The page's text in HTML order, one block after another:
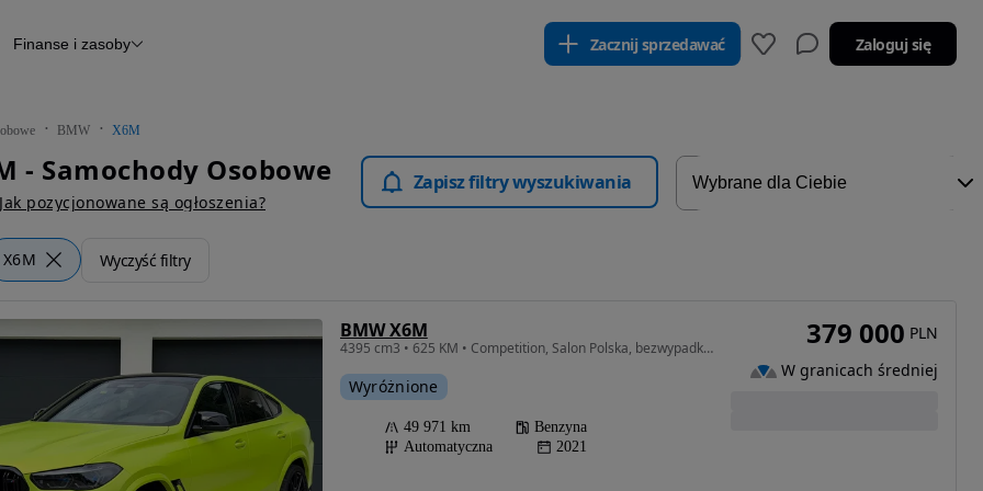
Raport z inspekcji
Otomoto News
Finanse i zasoby Zacznij sprzedawać Zaloguj się
BMW X6M
- Samochody Osobowe
Jak pozycjonowane są ogłoszenia?
Zapisz filtry wyszukiwania
X6M Wyczyść filtry
BMW X6M
4395 cm3 • 625 KM • Competition, Salon Polska, bezwypadkowa, FV23%, SafeAuto.pl
Wyróżnione
49 971 km
Benzyna
Automatyczna
2021
379 000 PLN
W granicach średniej